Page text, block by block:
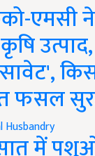
एमसी
फसल
Husbandry